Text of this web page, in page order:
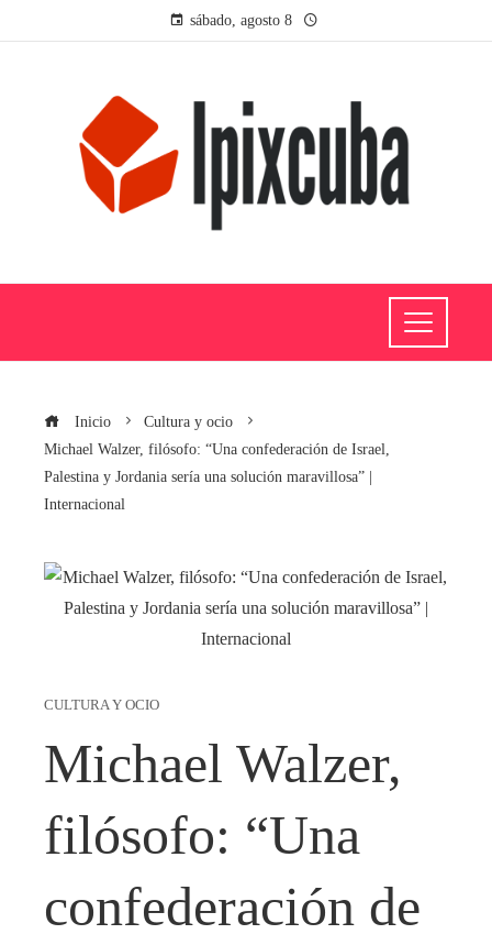
sábado, agosto 8
Inicio
Cultura y ocio
Michael Walzer, filósofo: “Una confederación de Israel,
Palestina y Jordania sería una solución maravillosa” |
Internacional
CULTURA Y OCIO
Michael Walzer,
filósofo: “Una
confederación de